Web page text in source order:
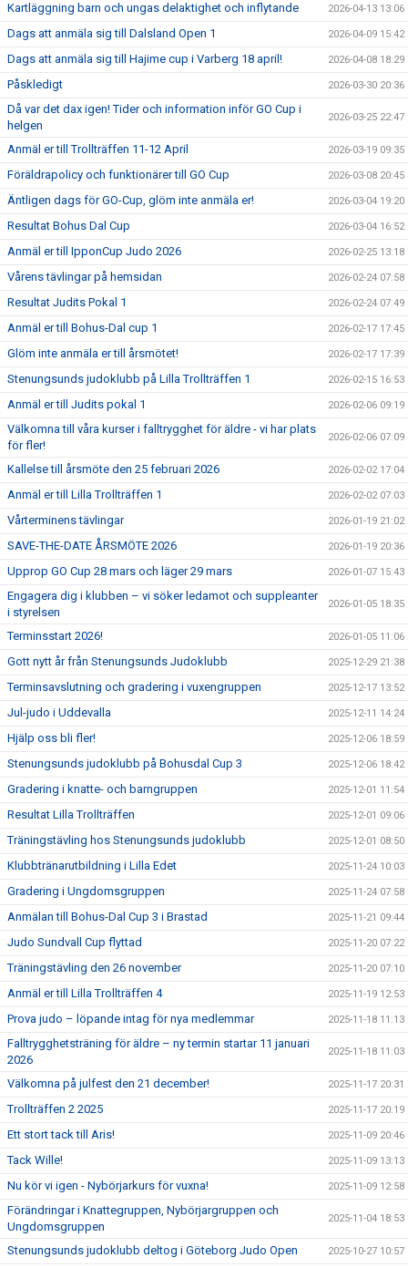
Kartläggning barn och ungas delaktighet och inflytande 2026-04-13 13:06
Dags att anmäla sig till Dalsland Open 1 2026-04-09 15:42
Dags att anmäla sig till Hajime cup i Varberg 18 april! 2026-04-08 18:29
Påskledigt 2026-03-30 20:36
Då var det dax igen! Tider och information inför GO Cup i
helgen
2026-03-25 22:47
Anmäl er till Trollträffen 11-12 April 2026-03-19 09:35
Föräldrapolicy och funktionärer till GO Cup 2026-03-08 20:45
Äntligen dags för GO-Cup, glöm inte anmäla er! 2026-03-04 19:20
Resultat Bohus Dal Cup 2026-03-04 16:52
Anmäl er till IpponCup Judo 2026 2026-02-25 13:18
Vårens tävlingar på hemsidan 2026-02-24 07:58
Resultat Judits Pokal 1 2026-02-24 07:49
Anmäl er till Bohus-Dal cup 1 2026-02-17 17:45
Glöm inte anmäla er till årsmötet! 2026-02-17 17:39
Stenungsunds judoklubb på Lilla Trollträffen 1 2026-02-15 16:53
Anmäl er till Judits pokal 1 2026-02-06 09:19
Välkomna till våra kurser i falltrygghet för äldre - vi har plats
för fler!
2026-02-06 07:09
Kallelse till årsmöte den 25 februari 2026 2026-02-02 17:04
Anmäl er till Lilla Trollträffen 1 2026-02-02 07:03
Vårterminens tävlingar 2026-01-19 21:02
SAVE-THE-DATE ÅRSMÖTE 2026 2026-01-19 20:36
Upprop GO Cup 28 mars och läger 29 mars 2026-01-07 15:43
Engagera dig i klubben – vi söker ledamot och suppleanter
i styrelsen
2026-01-05 18:35
Terminsstart 2026! 2026-01-05 11:06
Gott nytt år från Stenungsunds Judoklubb 2025-12-29 21:38
Terminsavslutning och gradering i vuxengruppen 2025-12-17 13:52
Jul-judo i Uddevalla 2025-12-11 14:24
Hjälp oss bli fler! 2025-12-06 18:59
Stenungsunds judoklubb på Bohusdal Cup 3 2025-12-06 18:42
Gradering i knatte- och barngruppen 2025-12-01 11:54
Resultat Lilla Trollträffen 2025-12-01 09:06
Träningstävling hos Stenungsunds judoklubb 2025-12-01 08:50
Klubbtränarutbildning i Lilla Edet 2025-11-24 10:03
Gradering i Ungdomsgruppen 2025-11-24 07:58
Anmälan till Bohus-Dal Cup 3 i Brastad 2025-11-21 09:44
Judo Sundvall Cup flyttad 2025-11-20 07:22
Träningstävling den 26 november 2025-11-20 07:10
Anmäl er till Lilla Trollträffen 4 2025-11-19 12:53
Prova judo – löpande intag för nya medlemmar 2025-11-18 11:13
Falltrygghetsträning för äldre – ny termin startar 11 januari
2026
2025-11-18 11:03
Välkomna på julfest den 21 december! 2025-11-17 20:31
Trollträffen 2 2025 2025-11-17 20:19
Ett stort tack till Aris! 2025-11-09 20:46
Tack Wille! 2025-11-09 13:13
Nu kör vi igen - Nybörjarkurs för vuxna! 2025-11-09 12:58
Förändringar i Knattegruppen, Nybörjargruppen och
Ungdomsgruppen
2025-11-04 18:53
Stenungsunds judoklubb deltog i Göteborg Judo Open 2025-10-27 10:57